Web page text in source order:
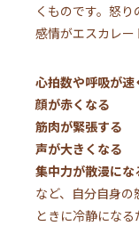
くものです。怒り
感情がエスカレー
心拍数や呼吸が速
顔が赤くなる
筋肉が緊張する
声が大きくなる
集中力が散漫にな
など、自分自身
ときに冷静になる